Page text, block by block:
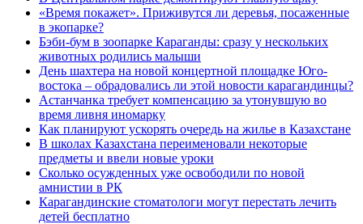
«Время покажет». Приживутся ли деревья, посаженные
в экопарке?
Бэби-бум в зоопарке Караганды: сразу у нескольких
животных родились малыши
День шахтера на новой концертной площадке Юго-
востока – обрадовались ли этой новости карагандинцы?
Астанчанка требует компенсацию за утонувшую во
время ливня иномарку
Как планируют ускорять очередь на жилье в Казахстане
В школах Казахстана переименовали некоторые
предметы и ввели новые уроки
Сколько осужденных уже освободили по новой
амнистии в РК
Карагандинские стоматологи могут перестать лечить
детей бесплатно